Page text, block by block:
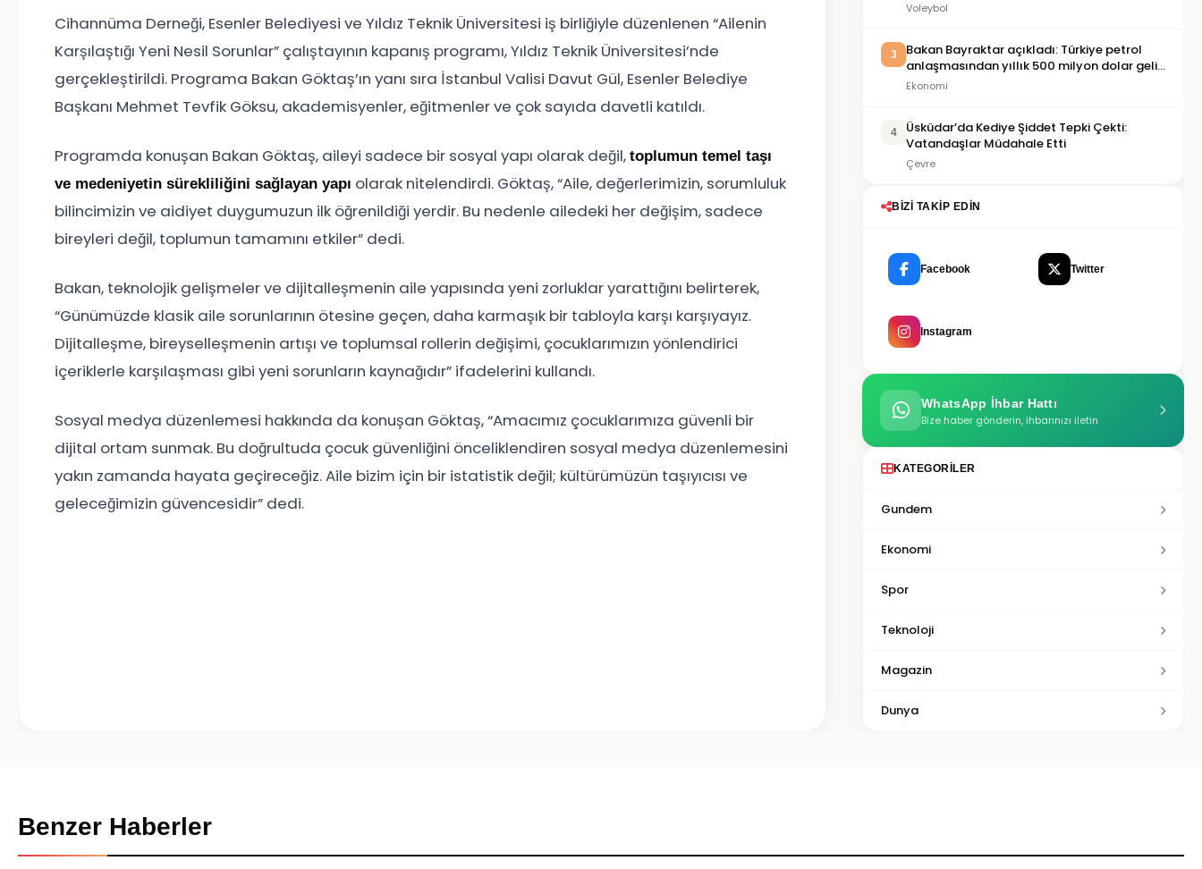
Cihannüma Derneği, Esenler Belediyesi ve Yıldız Teknik Üniversitesi iş birliğiyle düzenlenen “Ailenin
Karşılaştığı Yeni Nesil Sorunlar” çalıştayının kapanış programı, Yıldız Teknik Üniversitesi’nde
gerçekleştirildi. Programa Bakan Göktaş’ın yanı sıra İstanbul Valisi Davut Gül, Esenler Belediye
Başkanı Mehmet Tevfik Göksu, akademisyenler, eğitmenler ve çok sayıda davetli katıldı.
Programda konuşan Bakan Göktaş, aileyi sadece bir sosyal yapı olarak değil, toplumun temel taşı
ve medeniyetin sürekliliğini sağlayan yapı olarak nitelendirdi. Göktaş, “Aile, değerlerimizin, sorumluluk
bilincimizin ve aidiyet duygumuzun ilk öğrenildiği yerdir. Bu nedenle ailedeki her değişim, sadece
bireyleri değil, toplumun tamamını etkiler” dedi.
Bakan, teknolojik gelişmeler ve dijitalleşmenin aile yapısında yeni zorluklar yarattığını belirterek,
“Günümüzde klasik aile sorunlarının ötesine geçen, daha karmaşık bir tabloyla karşı karşıyayız.
Dijitalleşme, bireyselleşmenin artışı ve toplumsal rollerin değişimi, çocuklarımızın yönlendirici
içeriklerle karşılaşması gibi yeni sorunların kaynağıdır” ifadelerini kullandı.
Sosyal medya düzenlemesi hakkında da konuşan Göktaş, “Amacımız çocuklarımıza güvenli bir
dijital ortam sunmak. Bu doğrultuda çocuk güvenliğini önceliklendiren sosyal medya düzenlemesini
yakın zamanda hayata geçireceğiz. Aile bizim için bir istatistik değil; kültürümüzün taşıyıcısı ve
geleceğimizin güvencesidir” dedi.
Voleybol
3
Bakan Bayraktar açıkladı: Türkiye petrol
anlaşmasından yıllık 500 milyon dolar gelir
sağlayacak
Ekonomi
4
Üsküdar’da Kediye Şiddet Tepki Çekti:
Vatandaşlar Müdahale Etti
Çevre
BIZI TAKIP EDIN
Facebook Twitter
Instagram
WhatsApp İhbar Hattı
Bize haber gönderin, ihbarınızı iletin
KATEGORILER
Gundem
Ekonomi
Spor
Teknoloji
Magazin
Dunya
Benzer Haberler